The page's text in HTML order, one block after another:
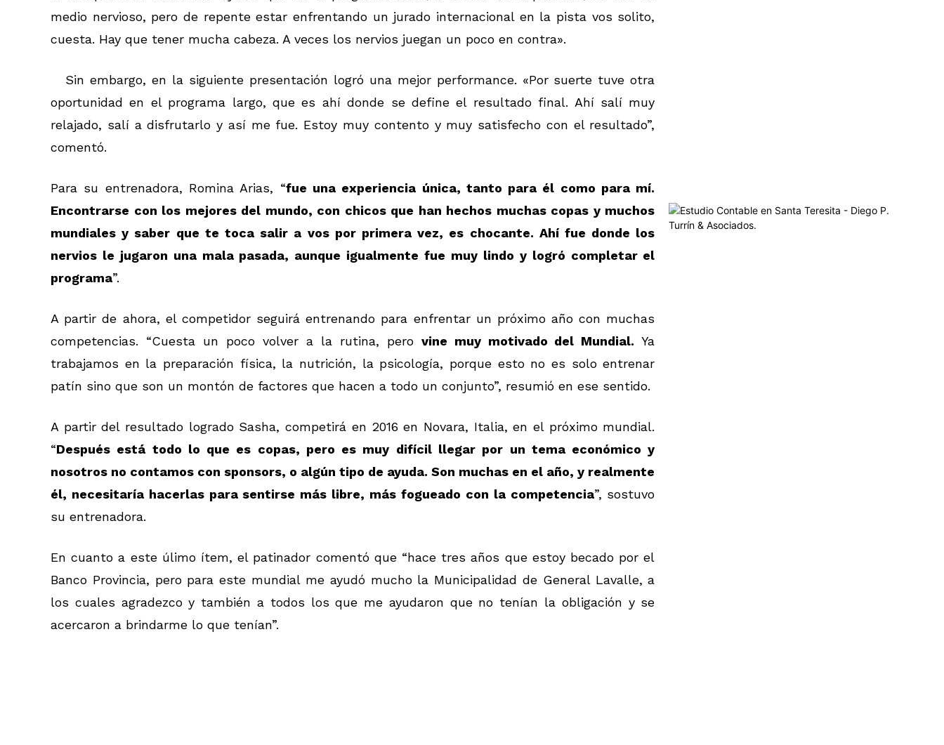
medio nervioso, pero de repente estar enfrentando un jurado internacional en la pista vos solito,
cuesta. Hay que tener mucha cabeza. A veces los nervios juegan un poco en contra».
Sin embargo, en la siguiente presentación logró una mejor performance. «Por suerte tuve otra
oportunidad en el programa largo, que es ahí donde se define el resultado final. Ahí salí muy
relajado, salí a disfrutarlo y así me fue. Estoy muy contento y muy satisfecho con el resultado”,
comentó.
Para su entrenadora, Romina Arias, “fue una experiencia única, tanto para él como para mí.
Encontrarse con los mejores del mundo, con chicos que han hechos muchas copas y muchos
mundiales y saber que te toca salir a vos por primera vez, es chocante. Ahí fue donde los
nervios le jugaron una mala pasada, aunque igualmente fue muy lindo y logró completar el
programa”.
A partir de ahora, el competidor seguirá entrenando para enfrentar un próximo año con muchas
competencias. “Cuesta un poco volver a la rutina, pero vine muy motivado del Mundial.Ya
trabajamos en la preparación física, la nutrición, la psicología, porque esto no es solo entrenar
patín sino que son un montón de factores que hacen a todo un conjunto”, resumió en ese sentido.
A partir del resultado logrado Sasha, competirá en 2016 en Novara, Italia, en el próximo mundial.
“Después está todo lo que es copas, pero es muy difícil llegar por un tema económico y
nosotros no contamos con sponsors, o algún tipo de ayuda. Son muchas en el año, y realmente
él, necesitaría hacerlas para sentirse más libre, más fogueado con la competencia”, sostuvo
su entrenadora.
En cuanto a este úlimo ítem, el patinador comentó que “hace tres años que estoy becado por el
Banco Provincia, pero para este mundial me ayudó mucho la Municipalidad de General Lavalle, a
los cuales agradezco y también a todos los que me ayudaron que no tenían la obligación y se
acercaron a brindarme lo que tenían”.